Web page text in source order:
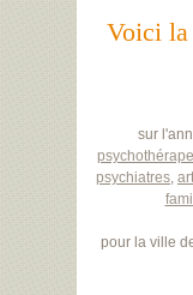
Voici la
sur
psychiatres,
pour la ville